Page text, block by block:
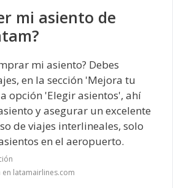
mi asiento de
mi asiento? Debes
en la sección 'Mejora tu
opción 'Elegir asientos', ahí
y asegurar un excelente
de viajes interlineales, solo
en el aeropuerto.
latamairlines.com